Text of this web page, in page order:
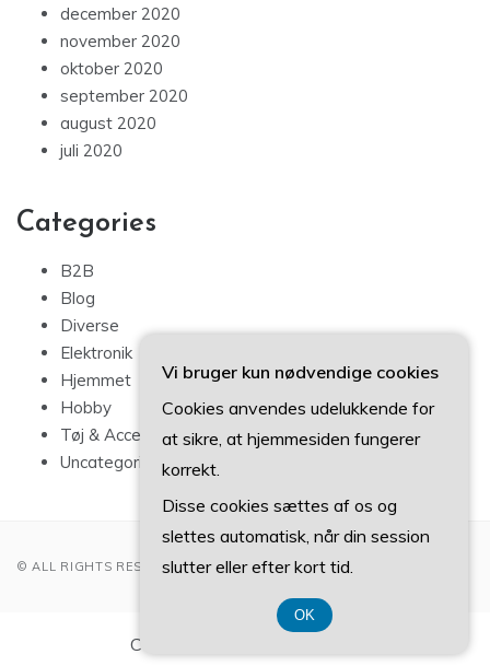
december 2020
november 2020
oktober 2020
september 2020
august 2020
juli 2020
Categories
B2B
Blog
Diverse
Elektronik
Hjemmet
Hobby
Tøj & Accessories
Uncategorized
© ALL RIGHTS RESERVED 2022
CVR-Nummer DK3740 7739
Vi bruger kun nødvendige cookies
Cookies anvendes udelukkende for
at sikre, at hjemmesiden fungerer
korrekt.
Disse cookies sættes af os og
slettes automatisk, når din session
slutter eller efter kort tid.
OK